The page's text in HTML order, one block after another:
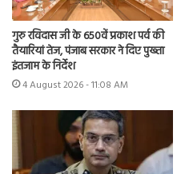
गुरु रविदास जी के 650वें प्रकाश पर्व की
तैयारियां तेज, पंजाब सरकार ने दिए पुख्ता
इंतजाम के निर्देश
4 August 2026 - 11:08 AM